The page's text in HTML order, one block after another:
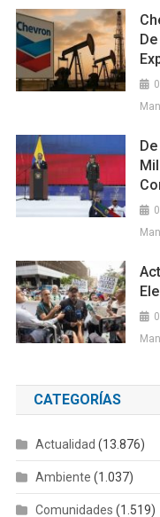
CATEGORÍAS
Actualidad (13.876)
Ambiente (1.037)
Comunidades (1.519)